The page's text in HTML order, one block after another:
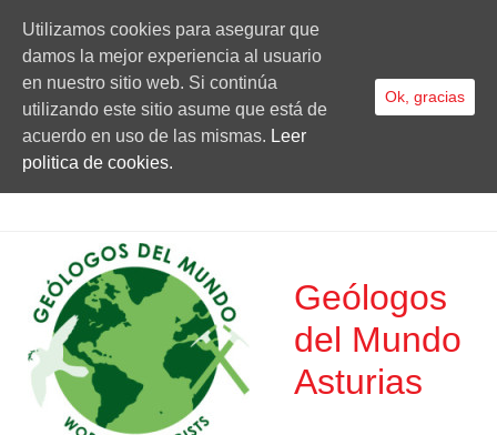
Geólogos
del Mundo
Asturias
Utilizamos cookies para asegurar que
damos la mejor experiencia al usuario
en nuestro sitio web. Si continúa
utilizando este sitio asume que está de
acuerdo en uso de las mismas. Leer
politica de cookies.
Ok, gracias